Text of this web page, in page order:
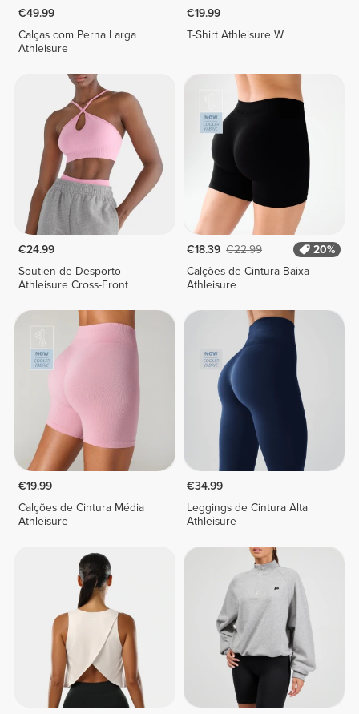
€49.99
Calças com Perna Larga
Athleisure
€19.99
T-Shirt Athleisure W
€24.99
Soutien de Desporto
Athleisure Cross-Front
€18.39 €22.99
20%
Calções de Cintura Baixa
Athleisure
€19.99
Calções de Cintura Média
Athleisure
€34.99
Leggings de Cintura Alta
Athleisure